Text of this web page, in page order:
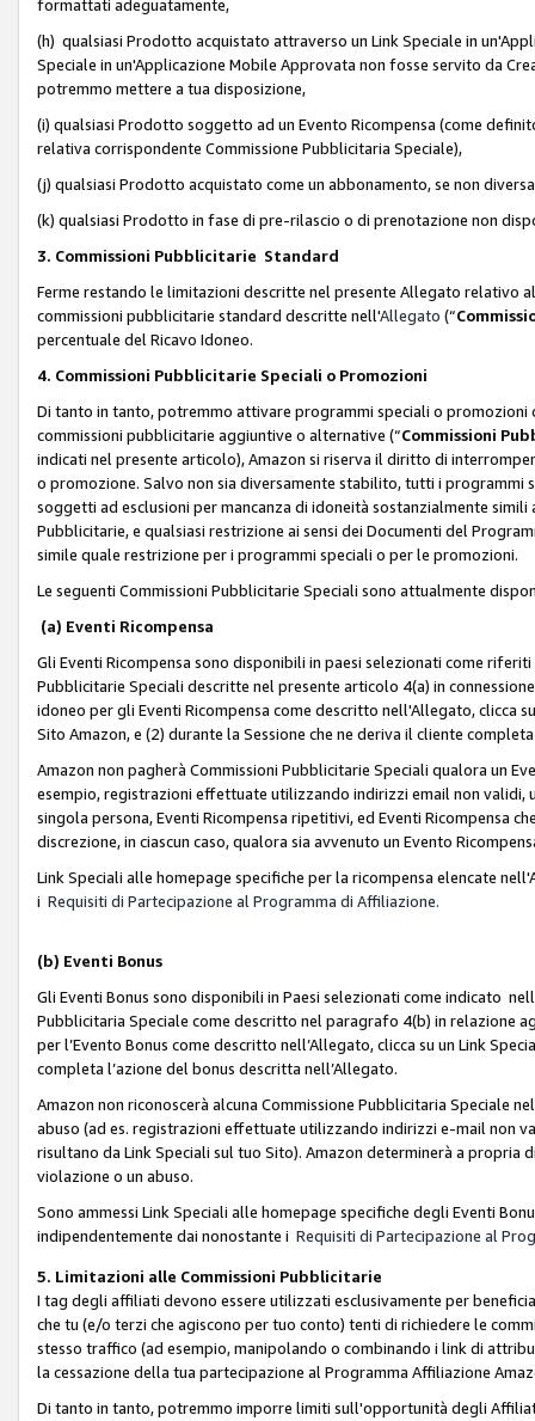
formattati adeguatamente,
(h) qualsiasi Prodotto acquistato attraverso un Link Speciale in
Speciale in un'Applicazione Mobile Approvata non fosse servito da
potremmo mettere a tua disposizione,
(i) qualsiasi Prodotto soggetto ad un Evento Ricompensa (come
relativa corrispondente Commissione Pubblicitaria Speciale),
(j) qualsiasi Prodotto acquistato come un abbonamento, se non
(k) qualsiasi Prodotto in fase di pre-rilascio o di prenotazione non
3. Commissioni Pubblicitarie Standard
Ferme restando le limitazioni descritte nel presente Allegato relativo
commissioni pubblicitarie standard descritte nell'Allegato (“
percentuale del Ricavo Idoneo.
4. Commissioni Pubblicitarie Speciali o Promozioni
Di tanto in tanto, potremmo attivare programmi speciali o
commissioni pubblicitarie aggiuntive o alternative (“Commissioni
indicati nel presente articolo), Amazon si riserva il diritto di
o promozione. Salvo non sia diversamente stabilito, tutti i
soggetti ad esclusioni per mancanza di idoneità sostanzialmente
Pubblicitarie, e qualsiasi restrizione ai sensi dei Documenti del
simile quale restrizione per i programmi speciali o per le promozioni.
Le seguenti Commissioni Pubblicitarie Speciali sono attualmente
(a) Eventi Ricompensa
Gli Eventi Ricompensa sono disponibili in paesi selezionati come
Pubblicitarie Speciali descritte nel presente articolo 4(a) in
idoneo per gli Eventi Ricompensa come descritto nell'Allegato, clicca
Sito Amazon, e (2) durante la Sessione che ne deriva il cliente
Amazon non pagherà Commissioni Pubblicitarie Speciali qualora un
esempio, registrazioni effettuate utilizzando indirizzi email non
singola persona, Eventi Ricompensa ripetitivi, ed Eventi Ricompensa
discrezione, in ciascun caso, qualora sia avvenuto un Evento
Link Speciali alle homepage specifiche per la ricompensa elencate
i Requisiti di Partecipazione al Programma di Affiliazione.
(b) Eventi Bonus
Gli Eventi Bonus sono disponibili in Paesi selezionati come indicato
Pubblicitaria Speciale come descritto nel paragrafo 4(b) in relazione
per l’Evento Bonus come descritto nell’Allegato, clicca su un Link
completa l’azione del bonus descritta nell’Allegato.
Amazon non riconoscerà alcuna Commissione Pubblicitaria Speciale
abuso (ad es. registrazioni effettuate utilizzando indirizzi e-mail non
risultano da Link Speciali sul tuo Sito). Amazon determinerà a propria
violazione o un abuso.
Sono ammessi Link Speciali alle homepage specifiche degli Eventi
indipendentemente dai nonostante i Requisiti di Partecipazione al
5. Limitazioni alle Commissioni Pubblicitarie
I tag degli affiliati devono essere utilizzati esclusivamente per
che tu (e/o terzi che agiscono per tuo conto) tenti di richiedere le
stesso traffico (ad esempio, manipolando o combinando i link di
la cessazione della tua partecipazione al Programma Affiliazione
Di tanto in tanto, potremmo imporre limiti sull'opportunità degli